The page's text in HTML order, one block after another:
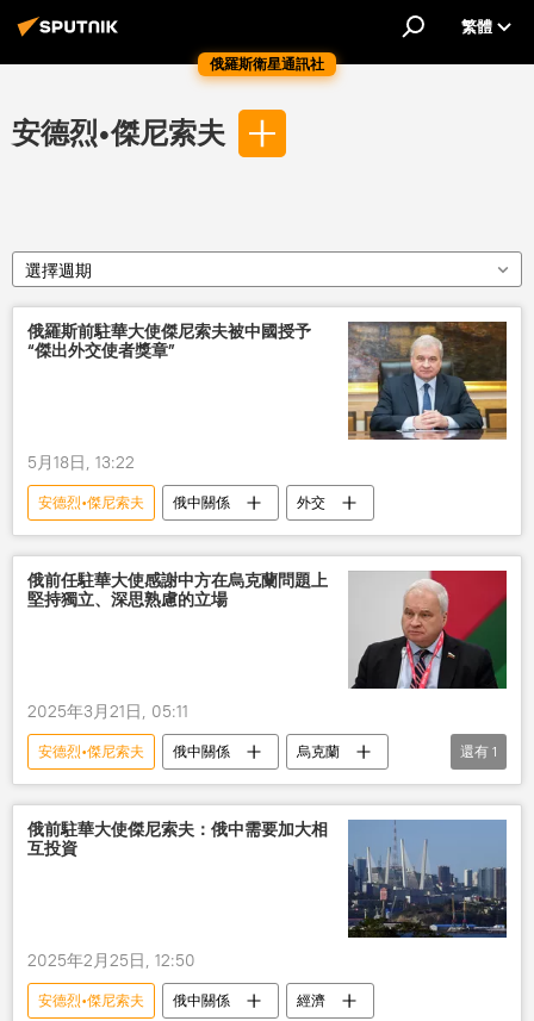
俄羅斯衛星通訊社
繁體
安德烈•傑尼索夫
選擇週期
俄羅斯前駐華大使傑尼索夫被中國授予
“傑出外交使者獎章”
5月18日, 13:22
安德烈•傑尼索夫 俄中關係 外交
俄前任駐華大使感謝中方在烏克蘭問題上
堅持獨立、深思熟慮的立場
2025年3月21日, 05:11
安德烈•傑尼索夫 俄中關係
烏克蘭
立場
還有 1
俄前駐華大使傑尼索夫：俄中需要加大相
互投資
2025年2月25日, 12:50
安德烈•傑尼索夫 俄中關係 經濟